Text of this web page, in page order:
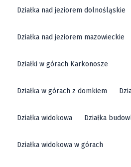
Działka nad jeziorem dolnośląskie
Działka nad jeziorem mazowieckie
Działki w górach Karkonosze
Działka w górach z domkiem
Działka widokowa Działka
Działka widokowa w górach